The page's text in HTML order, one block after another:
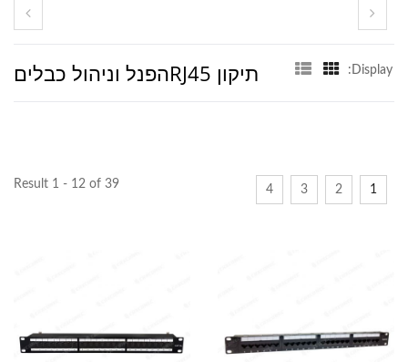
תיקון RJ45הפנל וניהול כבלים Display:
Result 1 - 12 of 39 1
2
3
4